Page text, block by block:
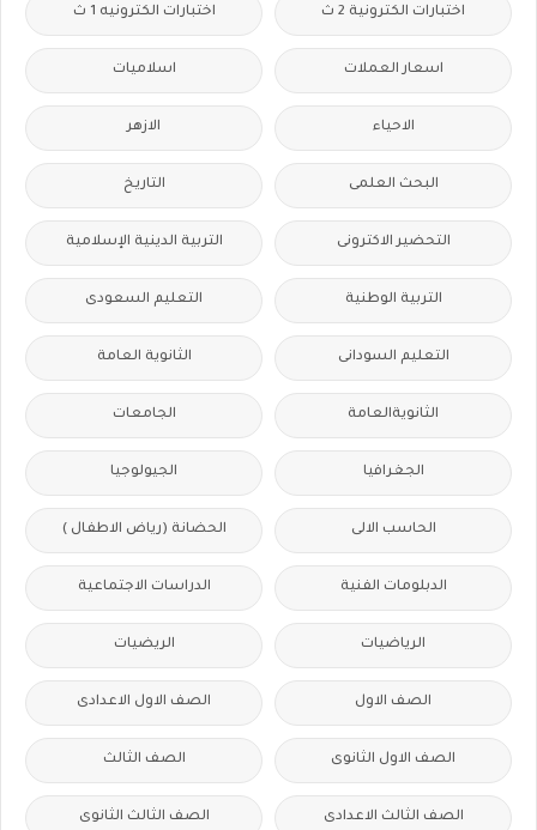
اختبارات الكترونية 2 ث اختبارات الكترونيه 1 ث
اسعار العملات اسلاميات
الاحياء الازهر
البحث العلمى التاريخ
التحضير الاكترونى التربية الدينية الإسلامية
التربية الوطنية التعليم السعودى
التعليم السودانى الثانوية العامة
الثانويةالعامة الجامعات
الجغرافيا الجيولوجيا
الحاسب الالى الحضانة (رياض الاطفال )
الدبلومات الفنية الدراسات الاجتماعية
الرياضيات الريضيات
الصف الاول الصف الاول الاعدادى
الصف الاول الثانوى الصف الثالث
الصف الثالث الاعدادى الصف الثالث الثانوى